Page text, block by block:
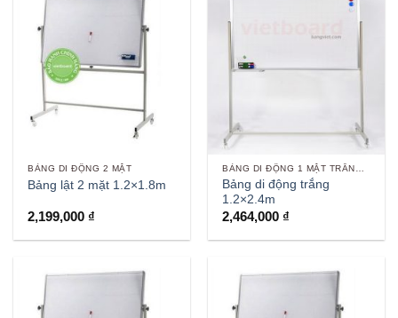
BẢNG DI ĐỘNG 2 MẶT
Bảng lật 2 mặt 1.2×1.8m
2,199,000 ₫
BẢNG DI ĐỘNG 1 MẶT TRẮNG VIẾT BÚT
Bảng di động trắng
1.2×2.4m
2,464,000 ₫